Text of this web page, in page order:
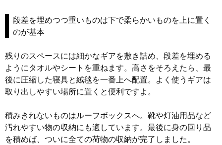
段差を埋めつつ重いものは下で柔らかいものを上に置く
のが基本
残りのスペースには細かなギアを敷き詰め、段差を埋める
ようにタオルやシートを重ねます。高さをそろえたら、最
後に圧縮した寝具と絨毯を一番上へ配置。よく使うギアは
取り出しやすい場所に置くと便利ですよ。
積みきれないものはルーフボックスへ。靴や灯油用品など
汚れやすい物の収納にも適しています。最後に身の回り品
を積めば、ついに全ての荷物の収納が完了しました。